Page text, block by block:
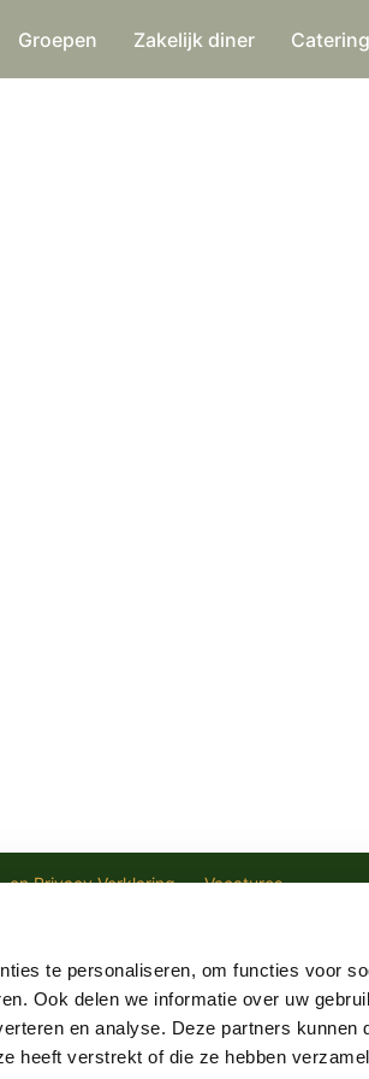
te personaliseren, om functies voor
Ook delen we informatie over uw
en analyse. Deze partners kunnen
heeft verstrekt of die ze hebben
Groepen Zakelijk diner Catering
en Privacy Verklaring Vacatures
8
020 684 77 58